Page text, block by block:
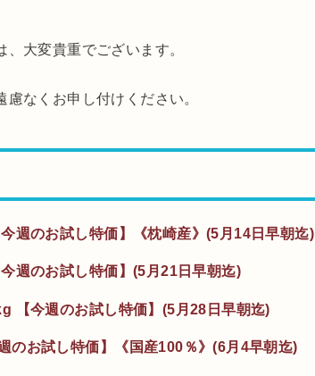
大変貴重でございます。
なくお申し付けください。
週のお試し特価】《枕崎産》(5月14日早朝迄)
週のお試し特価】(5月21日早朝迄)
【今週のお試し特価】(5月28日早朝迄)
のお試し特価】《国産100％》(6月4早朝迄)